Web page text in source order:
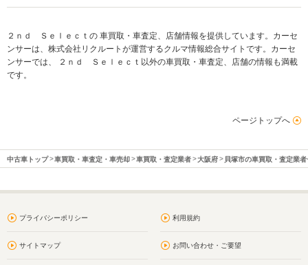
２ｎｄ Ｓｅｌｅｃｔの 車買取・車査定、店舗情報を提供しています。カーセ
ンサーは、株式会社リクルートが運営するクルマ情報総合サイトです。カーセ
ンサーでは、 ２ｎｄ Ｓｅｌｅｃｔ以外の車買取・車査定、店舗の情報も満載
です。
ページトップへ
中古車トップ 車買取・車査定・車売却 車買取・査定業者 大阪府 貝塚市の車買取・査定業
プライバシーポリシー 利用規約
サイトマップ お問い合わせ・ご要望